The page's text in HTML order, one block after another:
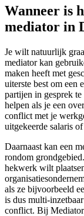
Wanneer is
mediator in
Je wilt natuurlijk
mediator kan
maken heeft met
uiterste best om een
partijen in gesprek
helpen als je een
conflict met je
uitgekeerde salaris
Daarnaast kan een
rondom
hekwerk wilt
als ze bijvoorbeeld
is dus multi-
conflict. Bij